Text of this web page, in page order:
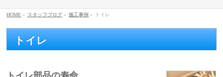
HOME » スタッフブログ » 施工事例 » トイレ
トイレ